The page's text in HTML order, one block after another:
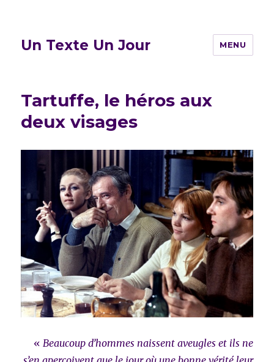
Un Texte Un Jour MENU
Tartuffe, le héros aux
deux visages
« Beaucoup d’hommes naissent aveugles et ils ne